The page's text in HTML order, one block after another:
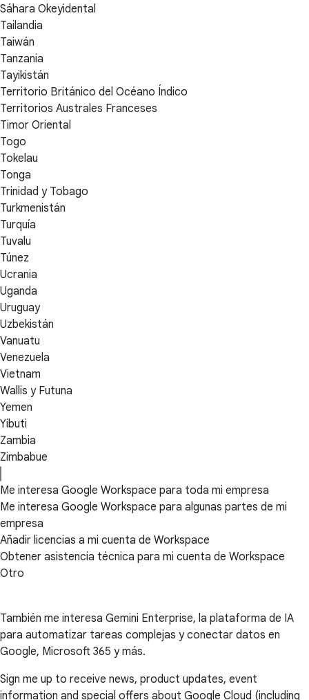
Sáhara Okeyidental
Tailandia
Taiwán
Tanzania
Tayikistán
Territorio Británico del Océano Índico
Territorios Australes Franceses
Timor Oriental
Togo
Tokelau
Tonga
Trinidad y Tobago
Turkmenistán
Turquía
Tuvalu
Túnez
Ucrania
Uganda
Uruguay
Uzbekistán
Vanuatu
Venezuela
Vietnam
Wallis y Futuna
Yemen
Yibuti
Zambia
Zimbabue
Me interesa Google Workspace para toda mi empresa
Me interesa Google Workspace para algunas partes de mi
empresa
Añadir licencias a mi cuenta de Workspace
Obtener asistencia técnica para mi cuenta de Workspace
Otro
También me interesa Gemini Enterprise, la plataforma de IA
para automatizar tareas complejas y conectar datos en
Google, Microsoft 365 y más.
Sign me up to receive news, product updates, event
information and special offers about Google Cloud (including